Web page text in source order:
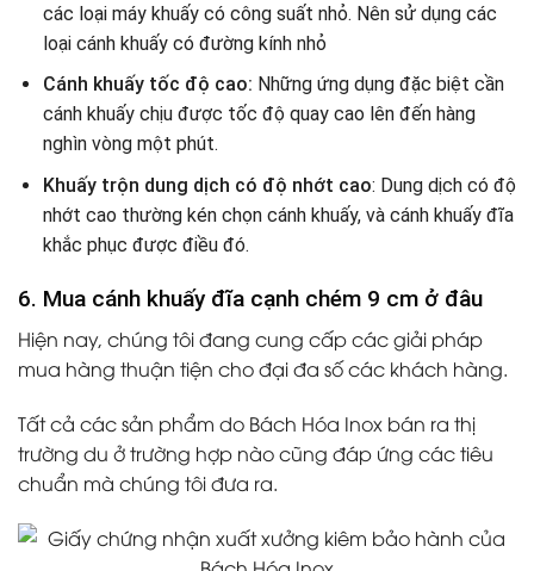
các loại máy khuấy có công suất nhỏ. Nên sử dụng các
loại cánh khuấy có đường kính nhỏ
Cánh khuấy tốc độ cao: Những ứng dụng đặc biệt cần
cánh khuấy chịu được tốc độ quay cao lên đến hàng
nghìn vòng một phút.
Khuấy trộn dung dịch có độ nhớt cao: Dung dịch có độ
nhớt cao thường kén chọn cánh khuấy, và cánh khuấy đĩa
khắc phục được điều đó.
6. Mua cánh khuấy đĩa cạnh chém 9 cm ở đâu
Hiện nay, chúng tôi đang cung cấp các giải pháp
mua hàng thuận tiện cho đại đa số các khách hàng.
Tất cả các sản phẩm do Bách Hóa Inox bán ra thị
trường du ở trường hợp nào cũng đáp ứng các tiêu
chuẩn mà chúng tôi đưa ra.